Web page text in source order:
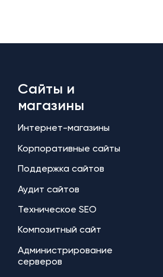
Сайты и
магазины
Интернет-магазины
Корпоративные сайты
Поддержка сайтов
Аудит сайтов
Техническое SEO
Композитный сайт
Администрирование
серверов